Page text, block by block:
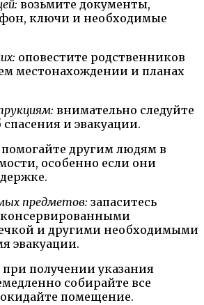
возьмите документы,
ключи и необходимые
оповестите родственников
местонахождении и планах
внимательно следуйте
и эвакуации.
помогайте другим людям в
особенно если они
предметов: запаситесь
и другими необходимыми
эвакуации.
при получении указания
собирайте все
помещение.